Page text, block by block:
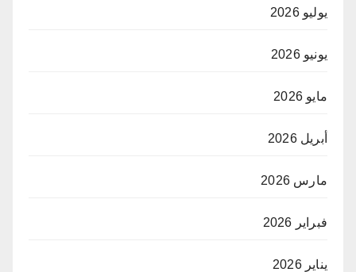
يوليو 2026
يونيو 2026
مايو 2026
أبريل 2026
مارس 2026
فبراير 2026
يناير 2026